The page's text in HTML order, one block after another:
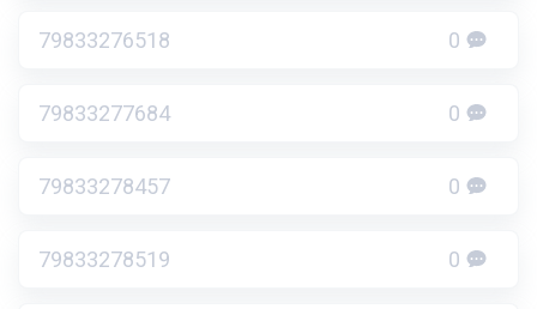
79833276518 0
79833277684 0
79833278457 0
79833278519 0